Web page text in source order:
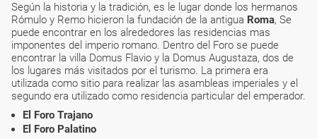
Según la historia y la tradición, es le lugar donde los hermanos
Rómulo y Remo hicieron la fundación de la antigua Roma, Se
puede encontrar en los alrededores las residencias mas
imponentes del imperio romano. Dentro del Foro se puede
encontrar la villa Domus Flavio y la Domus Augustaza, dos de
los lugares más visitados por el turismo. La primera era
utilizada como sitio para realizar las asambleas imperiales y el
segundo era utilizado como residencia particular del emperador.
El Foro Trajano
El Foro Palatino